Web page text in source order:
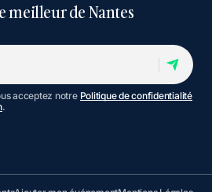
meilleur de Nantes
acceptez notre Politique de confidentialité
.